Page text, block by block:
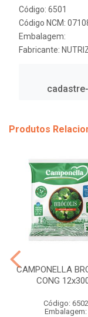
Código: 6501
Código NCM:
Embalagem:
Fabricante:
Produtos
CAMPONELLA
CONG
Código: 6502
Embalagem: